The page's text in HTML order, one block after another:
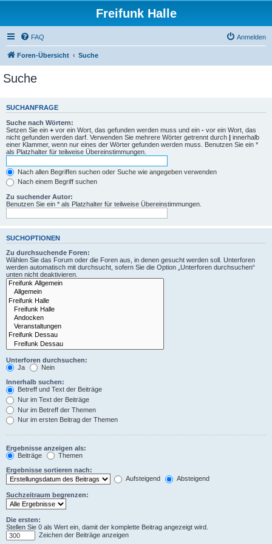
Freifunk Halle
FAQ Anmelden
Foren-Übersicht Suche
Suche
SUCHANFRAGE
Suche nach Wörtern:
Setzen Sie ein + vor ein Wort, das gefunden werden muss und ein - vor ein Wort, das
nicht gefunden werden darf. Verwenden Sie mehrere Wörter getrennt durch | innerhalb
einer Klammer, wenn nur eines der Wörter gefunden werden muss. Benutzen Sie ein *
als Platzhalter für teilweise Übereinstimmungen.
Nach allen Begriffen suchen oder Suche wie angegeben verwenden
Nach einem Begriff suchen
Zu suchender Autor:
Benutzen Sie ein * als Platzhalter für teilweise Übereinstimmungen.
SUCHOPTIONEN
Zu durchsuchende Foren:
Wählen Sie das Forum oder die Foren aus, in denen gesucht werden soll. Unterforen
werden automatisch mit durchsucht, sofern Sie die Option „Unterforen durchsuchen“
unten nicht deaktivieren.
Unterforen durchsuchen:
Ja
Nein
Innerhalb suchen:
Betreff und Text der Beiträge
Nur im Text der Beiträge
Nur im Betreff der Themen
Nur im ersten Beitrag der Themen
Ergebnisse anzeigen als:
Beiträge
Themen
Ergebnisse sortieren nach:
Aufsteigend
Absteigend
Suchzeitraum begrenzen:
Die ersten:
Stellen Sie 0 als Wert ein, damit der komplette Beitrag angezeigt wird.
Zeichen der Beiträge anzeigen